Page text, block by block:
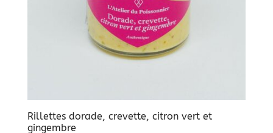
Rillettes dorade, crevette, citron vert et
gingembre